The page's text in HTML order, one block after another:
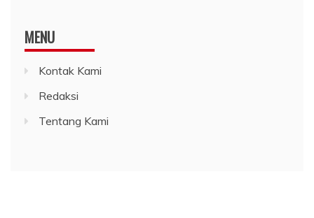
MENU
Kontak Kami
Redaksi
Tentang Kami